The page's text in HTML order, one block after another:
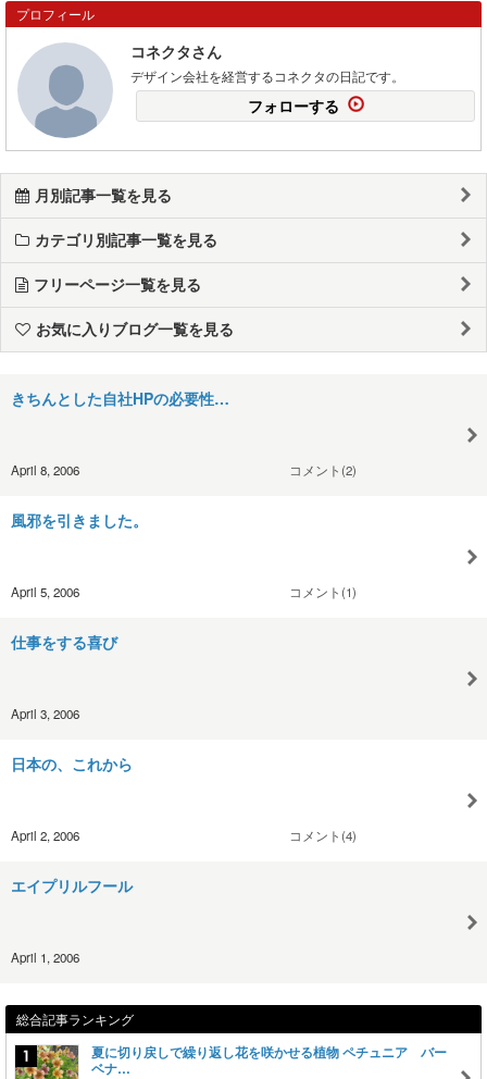
プロフィール
コネクタさん
デザイン会社を経営するコネクタの日記です。
フォローする
月別記事一覧を見る
カテゴリ別記事一覧を見る
フリーページ一覧を見る
お気に入りブログ一覧を見る
きちんとした自社HPの必要性…
April 8, 2006 コメント(2)
風邪を引きました。
April 5, 2006 コメント(1)
仕事をする喜び
April 3, 2006
日本の、これから
April 2, 2006 コメント(4)
エイプリルフール
April 1, 2006
総合記事ランキング
夏に切り戻しで繰り返し花を咲かせる植物 ペチュニア バー
ベナ…